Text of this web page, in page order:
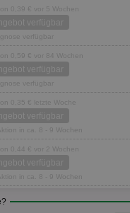
0,39 € vor 5 Wochen
verfügbar
verfügbar
0,59 € vor 84 Wochen
verfügbar
verfügbar
0,35 € letzte Woche
verfügbar
in ca. 8 - 9 Wochen
0,44 € vor 2 Wochen
verfügbar
in ca. 8 - 9 Wochen